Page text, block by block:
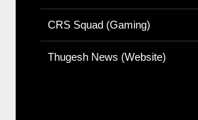
CRS Squad (Gaming)
Thugesh News (Website)